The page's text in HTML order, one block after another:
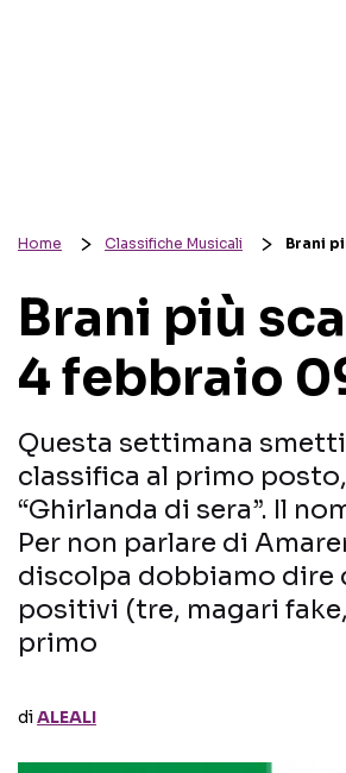
Home Classifiche Musicali Brani
Brani più
4 febbraio
Questa settimana
classifica al primo
“Ghirlanda di sera”. Il
Per non parlare di
discolpa dobbiamo dire
positivi (tre, magari
primo
diALEALI